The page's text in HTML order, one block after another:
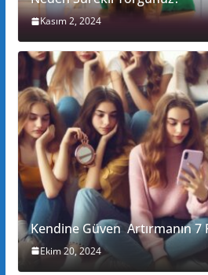
Kasım 2, 2024
Kendine Güven Artırmanın
Ekim 20, 2024